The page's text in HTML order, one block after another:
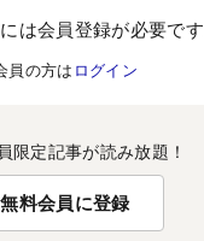
は会員登録が必要です
員の方は ログイン
限定記事が読み放題！
無料会員に登録